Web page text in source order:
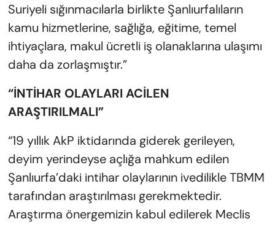
Suriyeli sığınmacılarla birlikte Şanlıurfalıların
kamu hizmetlerine, sağlığa, eğitime, temel
ihtiyaçlara, makul ücretli iş olanaklarına ulaşımı
daha da zorlaşmıştır.”
“İNTİHAR OLAYLARI ACİLEN
ARAŞTIRILMALI”
“19 yıllık AkP iktidarında giderek gerileyen,
deyim yerindeyse açlığa mahkum edilen
Şanlıurfa’daki intihar olaylarının ivedilikle TBMM
tarafından araştırılması gerekmektedir.
Araştırma önergemizin kabul edilerek Meclis